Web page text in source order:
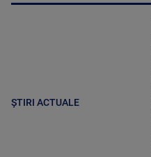
ȘTIRI ACTUALE